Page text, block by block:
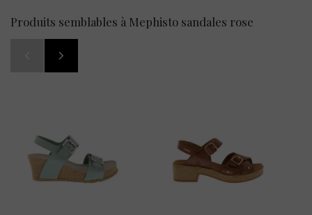
Produits semblables à Mephisto sandales rose